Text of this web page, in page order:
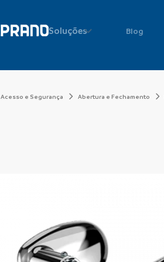
Soluções Blog
Acesso e Segurança Abertura e Fechamento